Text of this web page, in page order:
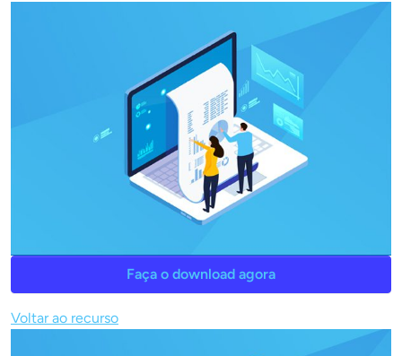
Faça o download agora
Voltar ao recurso